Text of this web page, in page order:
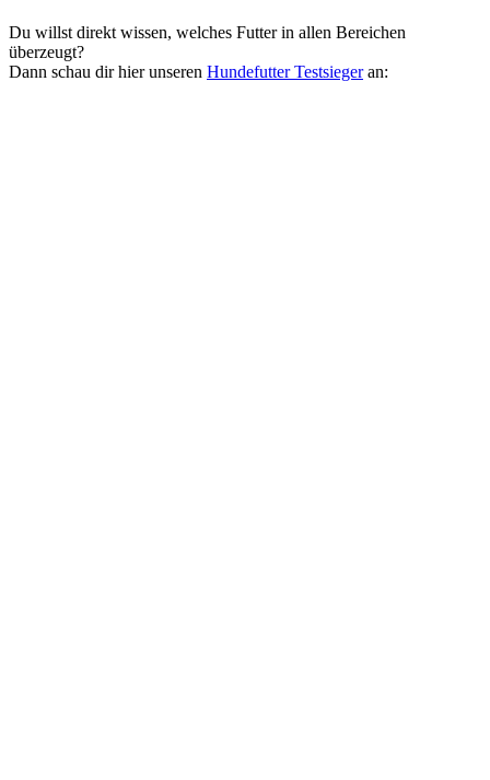
Du willst direkt wissen, welches Futter in allen Bereichen
überzeugt?
Dann schau dir hier unseren Hundefutter Testsiegeran: